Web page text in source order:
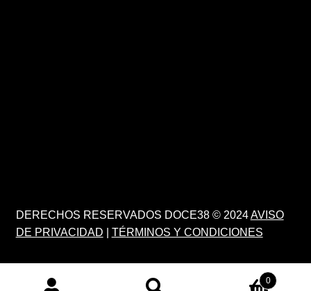
DERECHOS RESERVADOS DOCE38 © 2024AVISO
DE PRIVACIDAD
TÉRMINOS Y CONDICIONES
0